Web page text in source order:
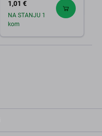
1,01 €
NA STANJU 1
kom